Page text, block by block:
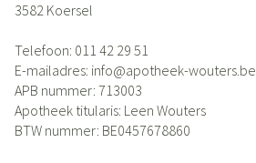
3582 Koersel
Telefoon: 011 42 29 51
E-mailadres: info@apotheek-wouters.be
APB nummer: 713003
Apotheek titularis: Leen Wouters
BTW nummer: BE0457678860